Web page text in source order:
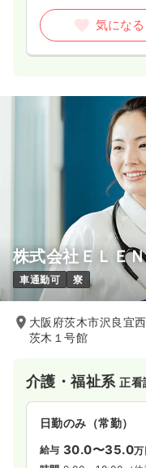
気になる
株式会社ＥＬＥ
車通勤可 寮
大阪府茨木市沢良宜
茨木１号館
介護・福祉系正看
日勤のみ（常勤）
給与 30.0〜35.0万